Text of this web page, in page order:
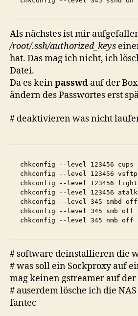
Als nächstes ist mir
/root/.ssh/authorized_keys
hat. Das mag ich nicht, ich
Datei.
Da es keinpasswd auf der
ändern des Passwortes erst
# deaktivieren was nicht
chkconfig --level 123456 cups
chkconfig --level 123456
chkconfig --level 123456
chkconfig --level 123456
chkconfig --level 345 smbd off
chkconfig --level 345 smb off
chkconfig --level 345 nmb off
# software deinstallieren die
# was soll ein Sockproxy auf
mag keinen gstreamer auf der
# auserdem lösche ich die
fantec